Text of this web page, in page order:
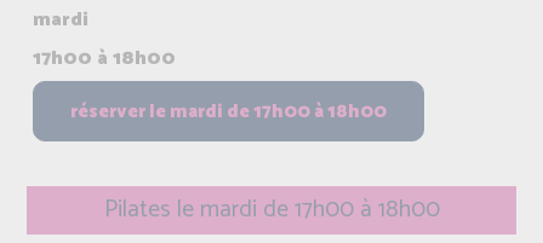
mardi
17h00 à 18h00
Pilates le mardi de 17h00 à 18h00